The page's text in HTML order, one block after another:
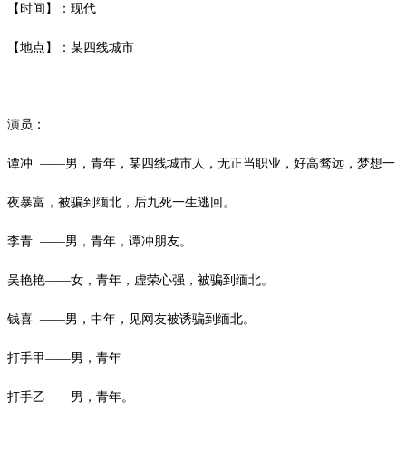
【时间】：现代
【地点】：某四线城市
演员：
谭冲 ——男，青年，某四线城市人，无正当职业，好高骛远，梦想一
夜暴富， 被骗到缅北，后九死一生逃回。
李青 ——男，青年，谭冲朋友。
吴艳艳——女，青年，虚荣心强，被骗到缅北。
钱喜 ——男，中年，见网友被诱骗到缅北。
打手甲——男，青年
打手乙——男，青年。